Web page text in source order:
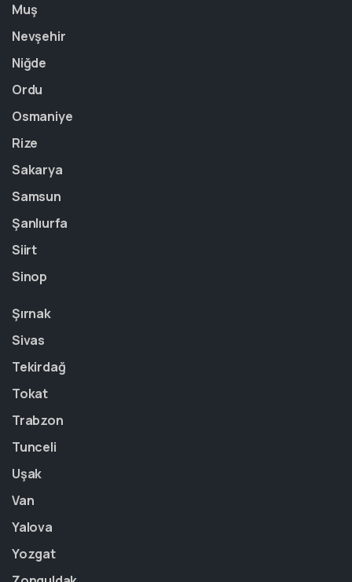
Muş
Nevşehir
Niğde
Ordu
Osmaniye
Rize
Sakarya
Samsun
Şanlıurfa
Siirt
Sinop
Şırnak
Sivas
Tekirdağ
Tokat
Trabzon
Tunceli
Uşak
Van
Yalova
Yozgat